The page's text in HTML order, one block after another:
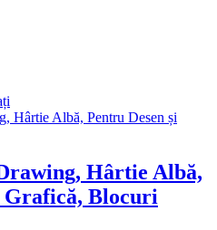
Hârtie Albă,
Grafică, Blocuri